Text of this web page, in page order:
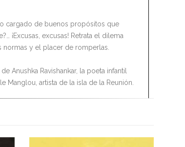
cargado de buenos propósitos que
¡Excusas, excusas! Retrata el dilema
normas y el placer de romperlas.
Anushka Ravishankar, la poeta infantil
Manglou, artista de la isla de la Reunión.